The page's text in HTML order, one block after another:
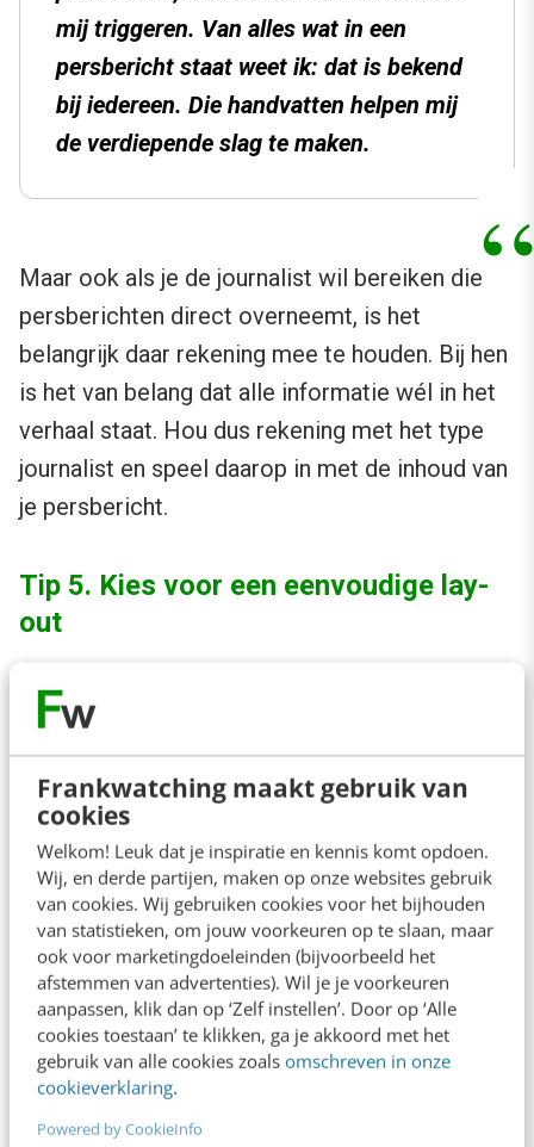
Frankwatching maakt gebruik van
cookies
Welkom! Leuk dat je inspiratie en kennis komt opdoen.
Wij, en derde partijen, maken op onze websites gebruik
van cookies. Wij gebruiken cookies voor het bijhouden
van statistieken, om jouw voorkeuren op te slaan, maar
ook voor marketingdoeleinden (bijvoorbeeld het
afstemmen van advertenties). Wil je je voorkeuren
aanpassen, klik dan op ‘Zelf instellen’. Door op ‘Alle
cookies toestaan’ te klikken, ga je akkoord met het
gebruik van alle cookies zoals omschreven in onze
cookieverklaring.
Powered by CookieInfo
mij triggeren. Van alles wat in een
persbericht staat weet ik: dat is bekend
bij iedereen. Die handvatten helpen mij
de verdiepende slag te maken.
Maar ook als je de journalist wil bereiken die
persberichten direct overneemt, is het
belangrijk daar rekening mee te houden. Bij hen
is het van belang dat alle informatie wél in het
verhaal staat. Hou dus rekening met het type
journalist en speel daarop in met de inhoud van
je persbericht.
Tip 5. Kies voor een eenvoudige lay-
out
Vind je je persbericht er saai uitzien? Lekker
bezig! De journalisten die ik sprak waren het
unaniem eens: hoe simpeler de lay-out, hoe
beter. Niet volgooien met foto’s, geen rare
kleurtjes en niet te ingewikkeld met
tekstblokken. Het vervelendst voor een
journalist is een gebrek aan overzicht en als er
gezocht moet worden naar informatie.
In het kader van tip 2 (hou de aandacht van de
journalist vast) is het ook belangrijk dat een
journalist niet hoeft te scrollen in het
persbericht, want dat is een moment dat deze